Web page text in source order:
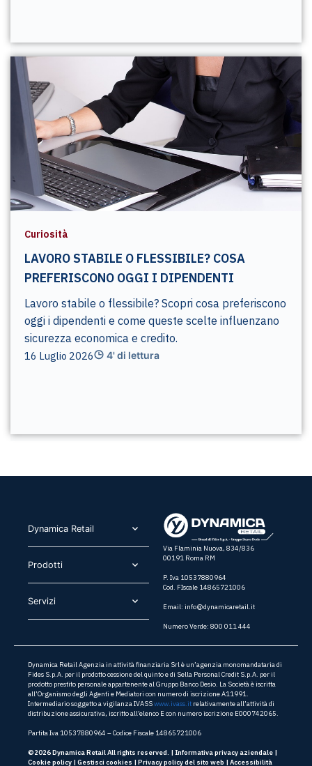
Curiosità
LAVORO STABILE O FLESSIBILE? COSA
PREFERISCONO OGGI I DIPENDENTI
Lavoro stabile o flessibile? Scopri cosa preferiscono
oggi i dipendenti e come queste scelte influenzano
sicurezza economica e credito.
16 Luglio 2026 4' di lettura
Dynamica Retail​
Prodotti​
Servizi​
Via Flaminia Nuova, 834/836
00191 Roma RM
P. Iva 10537880964
Cod. FIscale 14865721006
Email: info@dynamicaretail.it
Numero Verde: 800 011 444
Dynamica Retail Agenzia in attività finanziaria Srl è un’agenzia monomandataria di
Fides S.p.A. per il prodotto cessione del quinto e di Sella Personal Credit S.p.A. per il
prodotto prestito personale appartenente al Gruppo Banco Desio. La Società è iscritta
all’Organismo degli Agenti e Mediatori con numero di iscrizione A11991.
Intermediario soggetto a vigilanza IVASSwww.ivass.it relativamente all’attività di
distribuzione assicurativa, iscritto all’elenco E con numero iscrizione E000742065.
Partita Iva 10537880964 – Codice Fiscale 14865721006
©2026 Dynamica Retail All rights reserved. | Informativa privacy aziendale |
Cookie policy | Gestisci cookies | Privacy policy del sito web | Accessibilità